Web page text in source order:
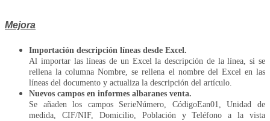
Mejora
Importación descripción líneas desde Excel.
Al importar las líneas de un Excel la descripción de la línea, si se
rellena la columna Nombre, se rellena el nombre del Excel en las
líneas del documento y actualiza la descripción del artículo.
Nuevos campos en informes albaranes venta.
Se añaden los campos SerieNúmero, CódigoEan01, Unidad de
medida, CIF/NIF, Domicilio, Población y Teléfono a la vista